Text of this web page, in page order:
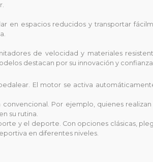
en espacios reducidos y transportar
de velocidad y materiales
destacan por su innovación y
El motor se activa
Por ejemplo, quienes
su rutina.
y el deporte. Con opciones clásicas,
en diferentes niveles.